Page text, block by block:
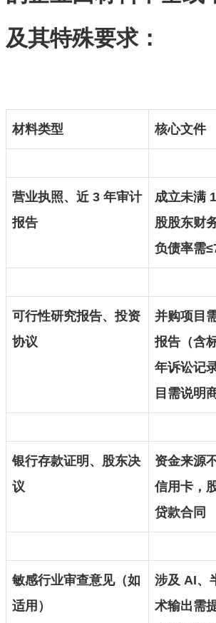
及其特殊要求：
材料类型 核心文件
营业执照、近 3 年审计
报告
成立未满
股股东财
负债率需
可行性研究报告、投资
协议
并购项目
报告（含
年诉讼记
目需说明
银行存款证明、股东决
议
资金来源
信用卡，
贷款合同
敏感行业审查意见（如
适用）
涉及 AI、
术输出需